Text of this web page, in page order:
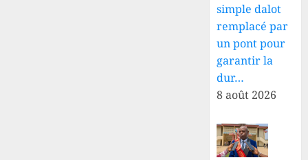
simple dalot
remplacé par
un pont pour
garantir la
dur…
8 août 2026